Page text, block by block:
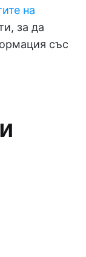
на
за да
със